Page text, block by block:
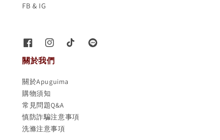
FB & IG
關於我們
關於Apuguima
購物須知
常見問題Q&A
慎防詐騙注意事項
洗滌注意事項